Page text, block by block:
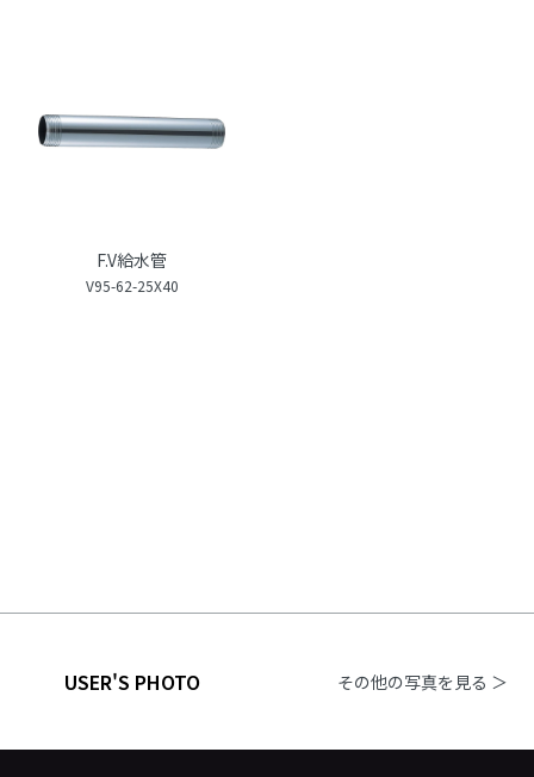
F.V給水管
V95-62-25X40
USER'S PHOTO その他の写真を見る ＞